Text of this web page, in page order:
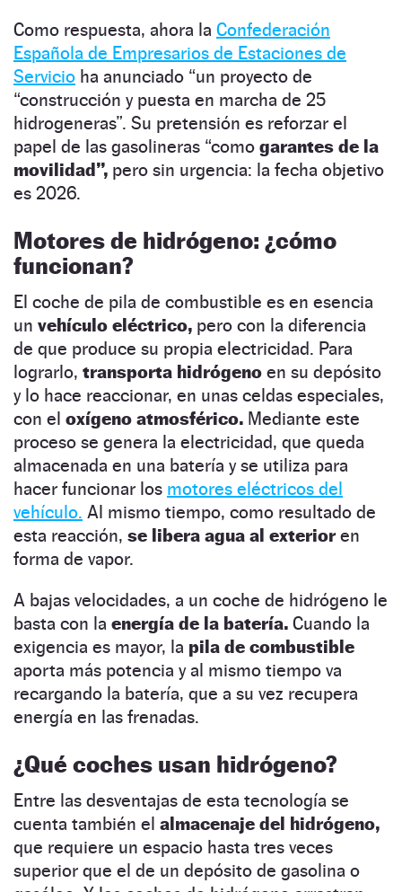
Como respuesta, ahora la Confederación
Española de Empresarios de Estaciones de
Servicio ha anunciado “un proyecto de
“construcción y puesta en marcha de 25
hidrogeneras”. Su pretensión es reforzar el
papel de las gasolineras “como garantes de la
movilidad”, pero sin urgencia: la fecha objetivo
es 2026.
Motores de hidrógeno: ¿cómo
funcionan?
El coche de pila de combustible es en esencia
un vehículo eléctrico, pero con la diferencia
de que produce su propia electricidad. Para
lograrlo, transporta hidrógeno en su depósito
y lo hace reaccionar, en unas celdas especiales,
con el oxígeno atmosférico. Mediante este
proceso se genera la electricidad, que queda
almacenada en una batería y se utiliza para
hacer funcionar los motores eléctricos del
vehículo. Al mismo tiempo, como resultado de
esta reacción, se libera agua al exterioren
forma de vapor.
A bajas velocidades, a un coche de hidrógeno le
basta con la energía de la batería. Cuando la
exigencia es mayor, la pila de combustible
aporta más potencia y al mismo tiempo va
recargando la batería, que a su vez recupera
energía en las frenadas.
¿Qué coches usan hidrógeno?
Entre las desventajas de esta tecnología se
cuenta también el almacenaje del hidrógeno,
que requiere un espacio hasta tres veces
superior que el de un depósito de gasolina o